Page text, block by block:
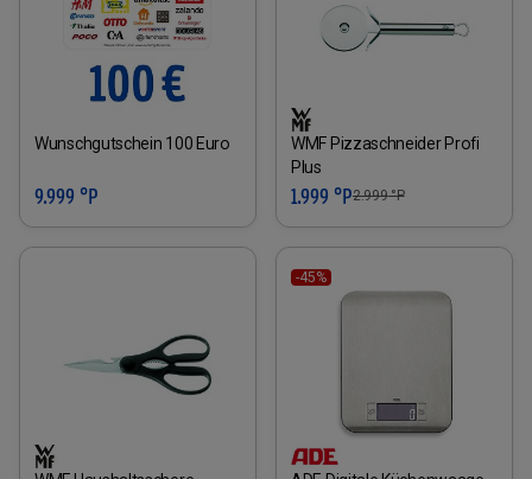
Wunschgutschein 100 Euro
9.999 °P
WMF Pizzaschneider Profi
Plus
1.999 °P2.999°P
-45%